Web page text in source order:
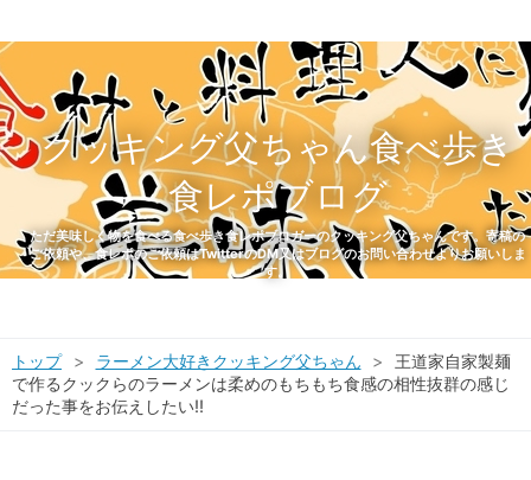
クッキング父ちゃん食べ歩き
食レポブログ
ただ美味しく物を食べる食べ歩き食レポブロガーのクッキング父ちゃんです。寄稿の
ご依頼や、食レポのご依頼はTwitterのDM又はブログのお問い合わせよりお願いしま
す。
トップ > ラーメン大好きクッキング父ちゃん >
王道家自家製麺
で作るクックらのラーメンは柔めのもちもち食感の相性抜群の感じ
だった事をお伝えしたい‼️